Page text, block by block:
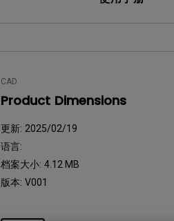
CAD
Product Dimensions
更新: 2025/02/19
语言:
档案大小: 4.12 MB
版本: V001